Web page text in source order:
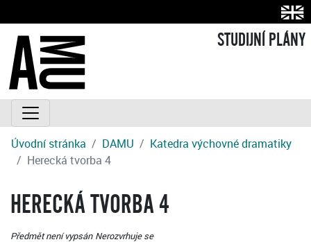
STUDIJNÍ PLÁNY
Úvodní stránka DAMU
Katedra výchovné dramatiky
Herecká tvorba 4
HERECKÁ TVORBA 4
Předmět není vypsán Nerozvrhuje se